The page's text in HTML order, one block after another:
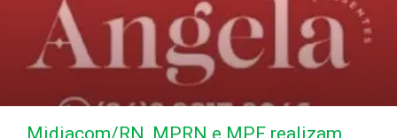
Midiacom/RN, MPRN e MPF realizam